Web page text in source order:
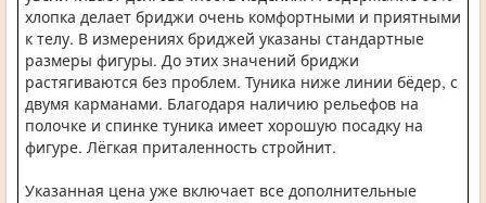
хлопка делает бриджи очень комфортными и приятными
к телу. В измерениях бриджей указаны стандартные
размеры фигуры. До этих значений бриджи
растягиваются без проблем. Туника ниже линии бёдер, с
двумя карманами. Благодаря наличию рельефов на
полочке и спинке туника имеет хорошую посадку на
фигуре. Лёгкая приталенность стройнит.
Указанная цена уже включает все дополнительные